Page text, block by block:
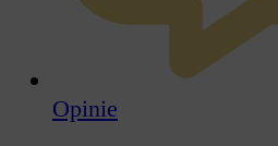
Opinie